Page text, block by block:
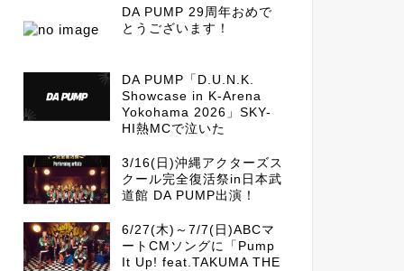
DA PUMP 29周年おめで
とうございます！
DA PUMP「D.U.N.K.
Showcase in K-Arena
Yokohama 2026」SKY-
HI熱MCで泣いた
3/16(日)沖縄アクターズス
クール完全復活祭in日本武
道館 DA PUMP出演！
6/27(木)～7/7(日)ABCマ
ートCMソングに「Pump
It Up! feat.TAKUMA THE